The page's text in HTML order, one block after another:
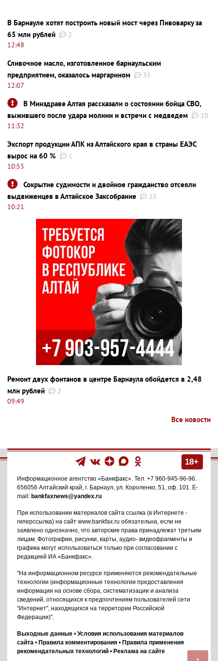
В Барнауле хотят построить новый мост через Пивоварку за
65 млн рублей
2
12:48
Сливочное масло, изготовленное барнаульским
предприятием, оказалось маргарином
35
12:07
В Минздраве Алтая рассказали о состоянии бойца СВО,
выжившего после удара молнии и встречи с медведем
10
11:32
Экспорт продукции АПК из Алтайского края в страны ЕАЭС
вырос на 60 %
1
10:55
Сокрытие судимости и двойное гражданство отсеяли
выдвиженцев в Алтайское Заксобрание
25
10:21
Ремонт двух фонтанов в центре Барнаула обойдется в 2,48
млн рублей
2
09:49
Все новости
18+
Информационное агентство «Банкфакс» . Тел. +7 960-945-96-96
656056 Алтайский край, г. Барнаул ул. Короленко, 51, оф. 101
. E-
mail: bankfaxnews@yandex.ru
При использовании материалов сайта ссылка (в Интернете -
гиперссылка) на сайт www.bankfax.ru обязательна, если не
заявлено однозначно, что авторские права принадлежат третьим
лицам. Фотографии, рисунки, карты, аудио- видеофрагменты и
графика могут использоваться только при согласовании с
редакцией ИА «Банкфакс».
"На информационном ресурсе применяются рекомендательные
технологии (информационные технологии предоставления
информации на основе сбора, систематизации и анализа
сведений, относящихся к предпочтениям пользователей сети
"Интернет", находящихся на территории Российской
Федерации)".
Выходные данные • Условия использования материалов
сайта • Правила комментирования • Правила применения
рекомендательных технологий • Реклама на сайте